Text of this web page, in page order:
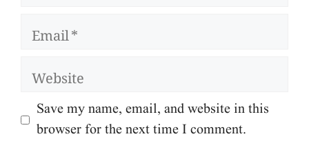
Save my name, email, and website in this
browser for the next time I comment.